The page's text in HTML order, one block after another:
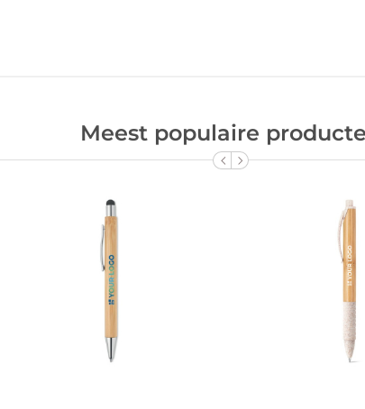
Meest populaire